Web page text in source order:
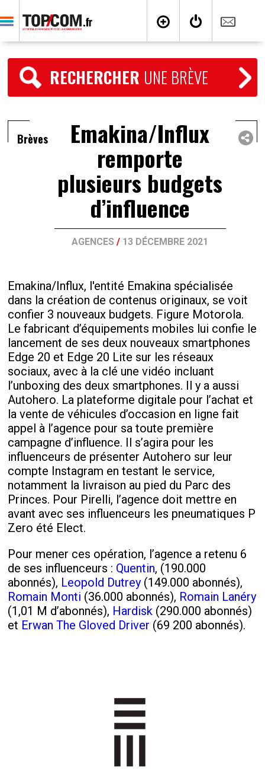
RECHERCHER UNE BRÈVE
Brèves Emakina/Influx
remporte
plusieurs budgets
d’influence
AGENCES / 13 DÉCEMBRE 2021
Emakina/Influx, l'entité Emakina spécialisée
dans la création de contenus originaux, se voit
confier 3 nouveaux budgets. Figure Motorola.
Le fabricant d’équipements mobiles lui confie le
lancement de ses deux nouveaux smartphones
Edge 20 et Edge 20 Lite sur les réseaux
sociaux, avec à la clé une vidéo incluant
l’unboxing des deux smartphones. Il y a aussi
Autohero. La plateforme digitale pour l’achat et
la vente de véhicules d’occasion en ligne fait
appel à l’agence pour sa toute première
campagne d’influence. Il s’agira pour les
influenceurs de présenter Autohero sur leur
compte Instagram en testant le service,
notamment la livraison au pied du Parc des
Princes. Pour Pirelli, l’agence doit mettre en
avant avec ses influenceurs les pneumatiques P
Zero été Elect.
Pour mener ces opération, l’agence a retenu 6
de ses influenceurs : Quentin, (190.000
abonnés), Leopold Dutrey (149.000 abonnés),
Romain Monti (36.000 abonnés), Romain Lanéry
(1,01 M d’abonnés), Hardisk (290.000 abonnés)
et Erwan The Gloved Driver (69 200 abonnés).